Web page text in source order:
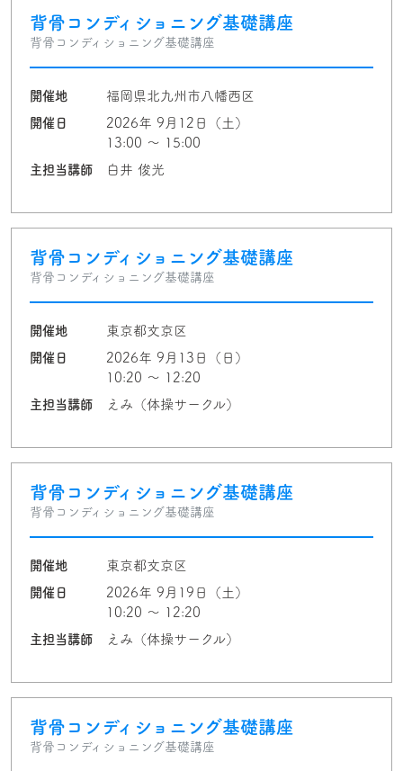
背骨コンディショニング基礎講座
背骨コンディショニング基礎講座
開催地
福岡県北九州市八幡西区
開催日
2026年 9月12日（土）
13:00 〜 15:00
主担当講師
白井 俊光
背骨コンディショニング基礎講座
背骨コンディショニング基礎講座
開催地
東京都文京区
開催日
2026年 9月13日（日）
10:20 〜 12:20
主担当講師
えみ（体操サークル）
背骨コンディショニング基礎講座
背骨コンディショニング基礎講座
開催地
東京都文京区
開催日
2026年 9月19日（土）
10:20 〜 12:20
主担当講師
えみ（体操サークル）
背骨コンディショニング基礎講座
背骨コンディショニング基礎講座